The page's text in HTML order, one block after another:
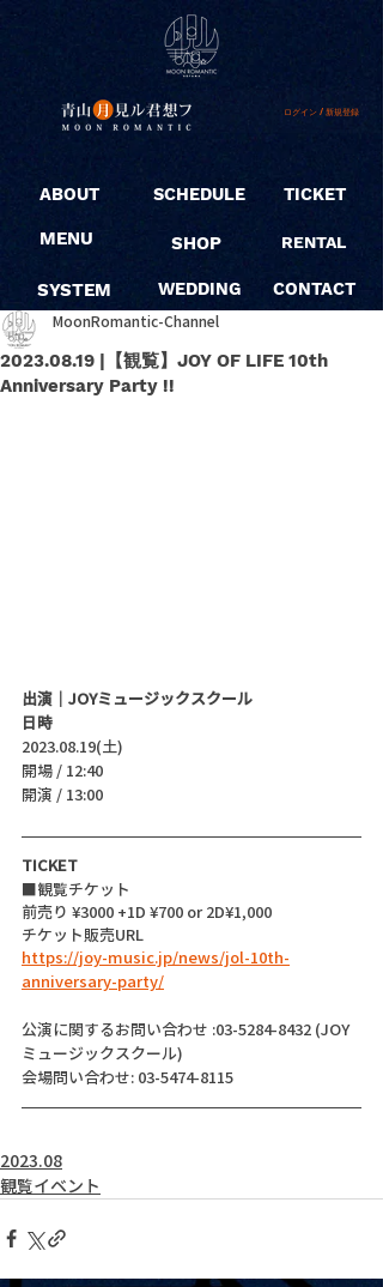
ログイン / 新規登録
ABOUT
MENU
SYSTEM
SCHEDULE
SHOP
WEDDING
TICKET
RENTAL
CONTACT
2023.08.19 |【観覧】JOY OF LIFE 10th
Anniversary Party !!
MoonRomantic-Channel
出演｜JOYミュージックスクール
日時
2023.08.19(土)
開場 / 12:40
開演 / 13:00
TICKET
■観覧チケット
前売り ¥3000 +1D ¥700 or 2D¥1,000
チケット販売URL
https://joy-music.jp/news/jol-10th-
anniversary-party/
公演に関するお問い合わせ :03-5284-8432 (JOY
ミュージックスクール)
会場問い合わせ: 03-5474-8115
2023.08
観覧イベント